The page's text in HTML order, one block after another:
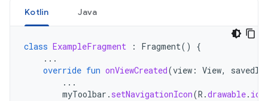
Kotlin Java
class ExampleFragment : Fragment()
{
...
override fun onViewCreated(view : View,
...
myToolbar . setNavigationIcon(R .drawable.